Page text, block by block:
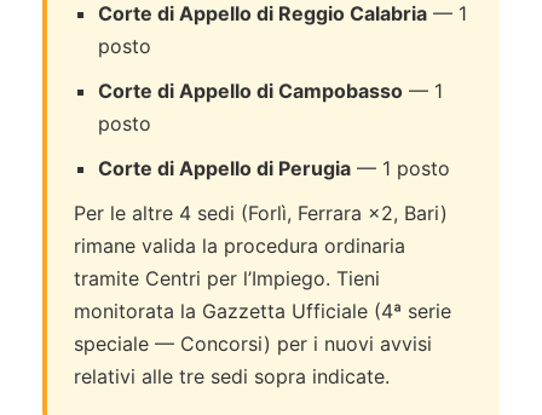
Corte di Appello di Reggio Calabria — 1
posto
Corte di Appello di Campobasso — 1
posto
Corte di Appello di Perugia — 1 posto
Per le altre 4 sedi (Forlì, Ferrara ×2, Bari)
rimane valida la procedura ordinaria
tramite Centri per l’Impiego. Tieni
monitorata la Gazzetta Ufficiale (4ª serie
speciale — Concorsi) per i nuovi avvisi
relativi alle tre sedi sopra indicate.